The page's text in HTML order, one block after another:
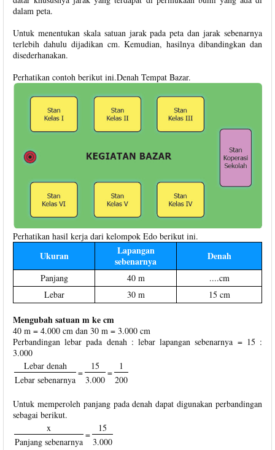
dalam peta.
Untuk menentukan skala satuan jarak pada peta dan jarak sebenarnya
terlebih dahulu dijadikan cm. Kemudian, hasilnya dibandingkan dan
disederhanakan.
Perhatikan contoh berikut ini.Denah Tempat Bazar.
Perhatikan hasil kerja dari kelompok Edo berikut ini.
Ukuran
Lapangan
sebenarnya
Denah
Panjang 40 m
....cm
Lebar
30 m 15 cm
Mengubah satuan m ke cm
40 m = 4.000 cm dan 30 m = 3.000 cm
Perbandingan lebar pada denah : lebar lapangan sebenarnya = 15 :
3.000
Lebar denah
=
15
=
1
Lebar sebenarnya
3.000 200
Untuk memperoleh panjang pada denah dapat digunakan perbandingan
sebagai berikut.
x
=
15
Panjang sebenarnya
3.000